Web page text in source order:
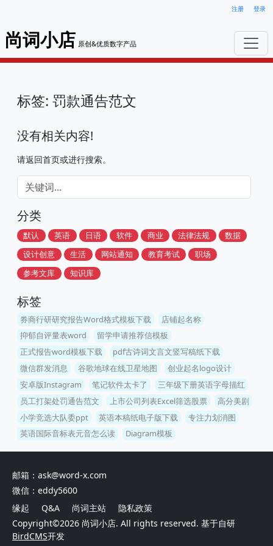
注册 登录
尚词小店 原创&优质数字产品
标签: 罚款通告范文
没有相关内容!
请返回首页或进行搜索。
分类
默认 英语 日语 软件 商业 法律法规
数据
设计创意
生活 网站通知 教育考试
职场
参考文库
知识库
标签
券商行研研究报告Word格式模板下载
店铺起名称
抑郁自评量表word
留学申请推荐信模板
正式报告word模板下载
pdf古诗词文言文竖写稿纸下载
微信群发消息
谷歌地球在线卫星地图
创业起名logo设计
安卓版Instagram
笔记软件太卡了
三年级下册英语字母描红
员工打架处罚通告范文
上市公司列表Excel筛选股票
高分美剧
小学竞选大队委ppt
英语本稿纸电子版下载
专注力划消图
英语国际音标表元音怎么读
Diagram模板
邮箱：ask@word-x.com
微信：eddy5600
缘起
Q&A 尚词主站
隐私政策
Copyright©2026 尚词小店. All rights reserved. 基于自研
BirdCMS开发